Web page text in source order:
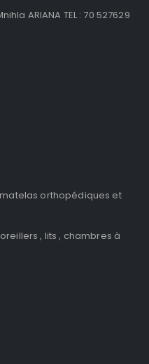
ARIANA TEL : 70 527629
orthopédiques et
, lits , chambres à